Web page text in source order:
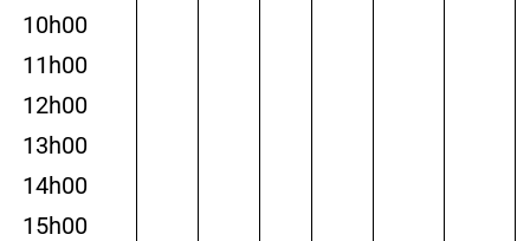
10h00
11h00
12h00
13h00
14h00
15h00